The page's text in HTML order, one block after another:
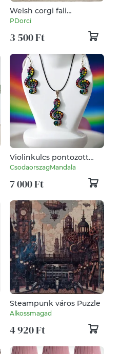
Welsh corgi fali
kulcstartó, 4 db
felirattal is kérhető!
PDorci
3 500 Ft
Violinkulcs pontozott
mandalás ékszerszett
CsodaorszagMandala
7 000 Ft
Steampunk város Puzzle
Alkossmagad
4 920 Ft